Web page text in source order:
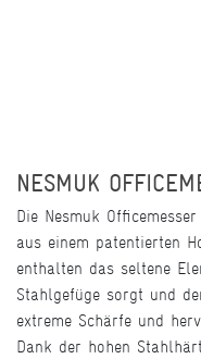
NESMUK
Die Nesmuk
aus einem patentierten
enthalten das seltene
Stahlgefüge sorgt und
extreme Schärfe und
Dank der hohen